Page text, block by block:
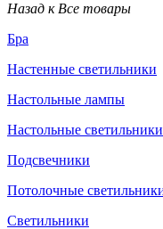
Назад к Все товары
Бра
Настенные светильники
Настольные лампы
Настольные светильники
Подсвечники
Потолочные
Светильники